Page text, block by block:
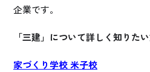
企業です。
「三建」について詳しく知りた
家づくり学校 米子校